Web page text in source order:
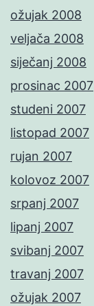
ožujak 2008
veljača 2008
siječanj 2008
prosinac 2007
studeni 2007
listopad 2007
rujan 2007
kolovoz 2007
srpanj 2007
lipanj 2007
svibanj 2007
travanj 2007
ožujak 2007